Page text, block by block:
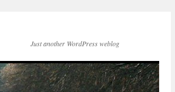
Just another WordPress weblog